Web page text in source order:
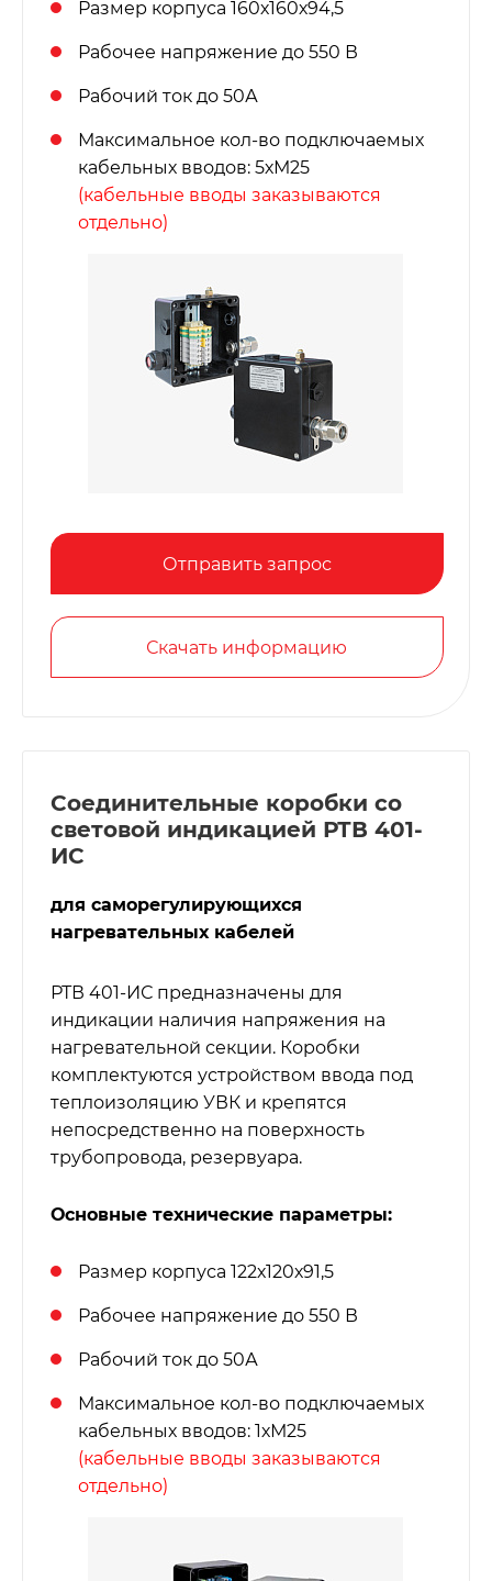
Размер корпуса 160х160х94,5
Рабочее напряжение до 550 В
Рабочий ток до 50А
Максимальное кол-во подключаемых
кабельных вводов: 5хМ25
(кабельные вводы заказываются
отдельно)
Отправить запрос
Скачать информацию
Соединительные коробки со
световой индикацией РТВ 401-
ИС
для саморегулирующихся
нагревательных кабелей
РТВ 401-ИС предназначены для
индикации наличия напряжения на
нагревательной секции. Коробки
комплектуются устройством ввода под
теплоизоляцию УВК и крепятся
непосредственно на поверхность
трубопровода, резервуара.
Основные технические параметры:
Размер корпуса 122х120х91,5
Рабочее напряжение до 550 В
Рабочий ток до 50А
Максимальное кол-во подключаемых
кабельных вводов: 1хМ25
(кабельные вводы заказываются
отдельно)